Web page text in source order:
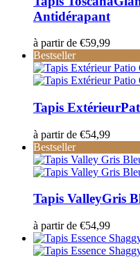
Antidérapant
à partir de €59,99
Bestseller
Tapis Extérieur
à partir de €54,99
Bestseller
Tapis ValleyGris
à partir de €54,99